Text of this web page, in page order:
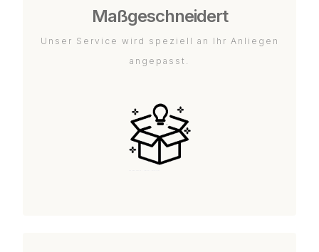
Maßgeschneidert
Unser Service wird speziell an Ihr Anliegen
angepasst.